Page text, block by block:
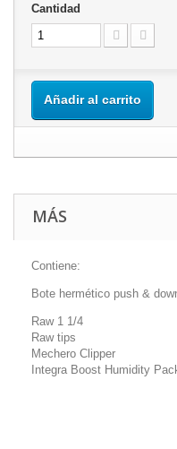
Cantidad
Añadir al carrito
MÁS
Contiene:
Bote hermético push &
Raw 1 1/4
Raw tips
Mechero Clipper
Integra Boost Humidity